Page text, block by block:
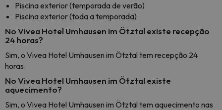
Piscina exterior (temporada de verão)
Piscina exterior (toda a temporada)
No Vivea Hotel Umhausen im Ötztal existe recepção
24 horas?
Sim, o Vivea Hotel Umhausen im Ötztal tem recepção 24
horas.
No Vivea Hotel Umhausen im Ötztal existe
aquecimento?
Sim, o Vivea Hotel Umhausen im Ötztal tem aquecimento nas